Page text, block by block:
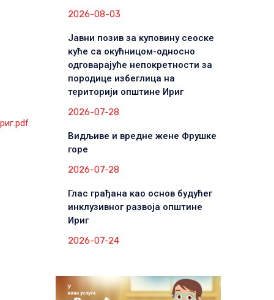
2026-08-03
Јавни позив за куповину сеоске
куће са окућницом-односно
одговарајуће непокретности за
породице избеглица на
територији општине Ириг
2026-07-28
Видљиве и вредне жене Фрушке
горе
2026-07-28
Глас грађана као основ будућег
инклузивног развоја општине
Ириг
2026-07-24